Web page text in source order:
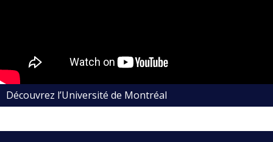
Découvrez l’Université de Montréal